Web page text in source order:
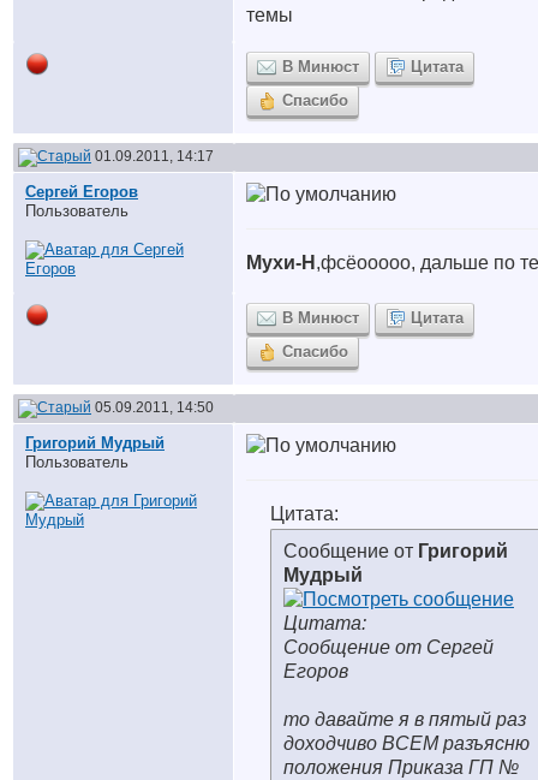
темы
В Минюст
Цитата
Спасибо
01.09.2011, 14:17
Сергей Егоров
Пользователь
Мухи-Н ,фсёооооо, дальше по
В Минюст
Цитата
Спасибо
05.09.2011, 14:50
Григорий Мудрый
Пользователь
Цитата:
Сообщение от Григорий
Мудрый
Цитата:
Сообщение от Сергей
Егоров
то давайте я в пятый раз
доходчиво ВСЕМ разъясню
положения Приказа ГП №